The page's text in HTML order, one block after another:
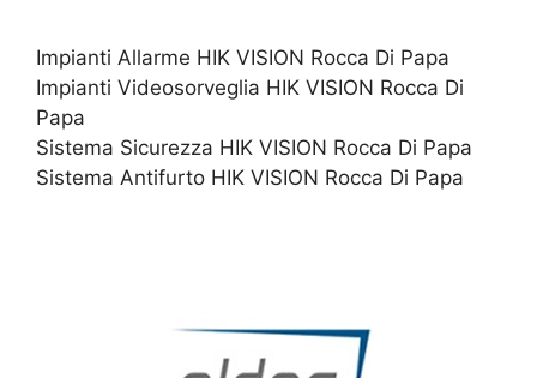
Impianti Allarme HIK VISION Rocca Di Papa
Impianti Videosorveglia HIK VISION Rocca Di
Papa
Sistema Sicurezza HIK VISION Rocca Di Papa
Sistema Antifurto HIK VISION Rocca Di Papa